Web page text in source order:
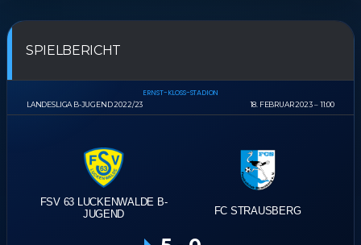
SPIELBERICHT
LANDESLIGA B-JUGEND 2022/23
ERNST-KLOSS-STADION
18. FEBRUAR 2023 11:00
FSV 63 LUCKENWALDE B-
JUGEND
FC STRAUSBERG